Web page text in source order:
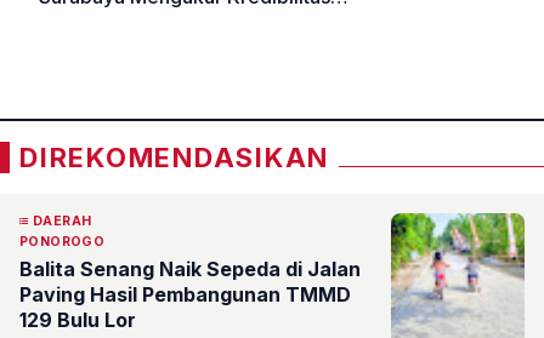
DIREKOMENDASIKAN
DAERAH
PONOROGO
Balita Senang Naik Sepeda di Jalan
Paving Hasil Pembangunan TMMD
129 Bulu Lor